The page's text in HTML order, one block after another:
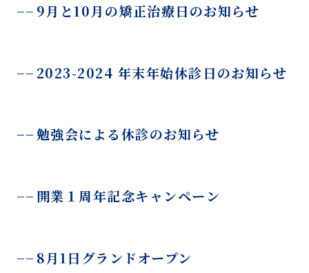
9月と10月の矯正治療日のお知らせ
2023-2024 年末年始休診日のお知らせ
勉強会による休診のお知らせ
開業１周年記念キャンペーン
8月1日グランドオープン